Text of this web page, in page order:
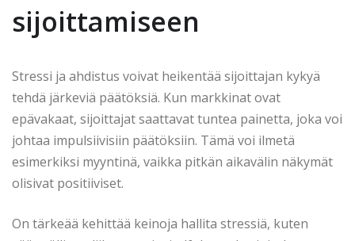
sijoittamiseen
Stressi ja ahdistus voivat heikentää sijoittajan kykyä
tehdä järkeviä päätöksiä. Kun markkinat ovat
epävakaat, sijoittajat saattavat tuntea painetta, joka voi
johtaa impulsiivisiin päätöksiin. Tämä voi ilmetä
esimerkiksi myyntinä, vaikka pitkän aikavälin näkymät
olisivat positiiviset.
On tärkeää kehittää keinoja hallita stressiä, kuten